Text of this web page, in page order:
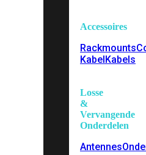
Accessoires
Rackmounts
KabelKabels
Losse
&
Vervangende
Onderdelen
Antennes